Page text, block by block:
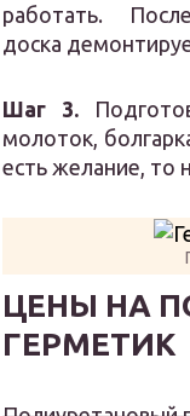
работать.
доска
Шаг 3.
молоток,
есть желание, то
ЦЕНЫ НА
ГЕРМЕТИК